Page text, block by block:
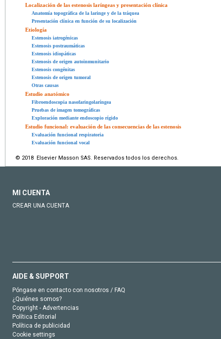
Localización de las estenosis laríngeas y presentación clínica
Anatomía topográfica de la laringe y de la tráquea
Presentación clínica en función de su localización
Etiología
Estenosis iatrogénicas
Estenosis postraumáticas
Estenosis idiopáticas
Estenosis de origen autoinmunitario
Estenosis congénitas
Estenosis de origen tumoral
Otras causas
Estudio anatómico
Fibroendoscopia nasofaringolaríngea
Pruebas de imagen tomográficas
Exploración mediante endoscopio rígido
Estudio funcional: evaluación de las consecuencias de las estenosis
Evaluación funcional respiratoria
Evaluación funcional vocal
© 2018 Elsevier Masson SAS. Reservados todos los derechos.
MI CUENTA
CREAR UNA CUENTA
AIDE & SUPPORT
Póngase en contacto con nosotros / FAQ
¿Quiénes somos?
Copyright - Advertencias
Política Editorial
Política de publicidad
Cookie settings